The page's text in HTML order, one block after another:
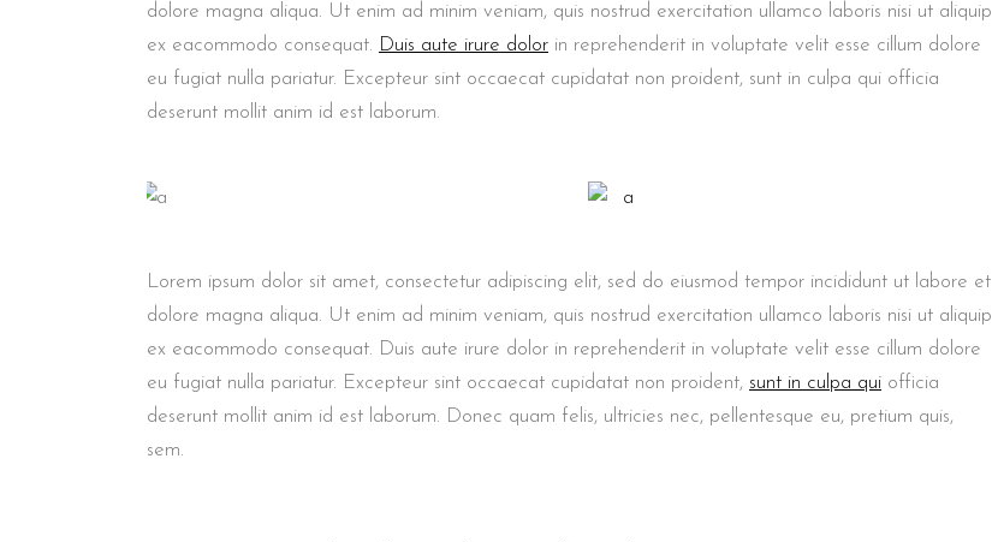
dolore magna aliqua. Ut enim ad minim veniam, quis nostrud exercitation ullamco laboris nisi ut aliquip
ex eacommodo consequat. Duis aute irure dolor in reprehenderit in voluptate velit esse cillum dolore
eu fugiat nulla pariatur. Excepteur sint occaecat cupidatat non proident, sunt in culpa qui officia
deserunt mollit anim id est laborum.
Lorem ipsum dolor sit amet, consectetur adipiscing elit, sed do eiusmod tempor incididunt ut labore et
dolore magna aliqua. Ut enim ad minim veniam, quis nostrud exercitation ullamco laboris nisi ut aliquip
ex eacommodo consequat. Duis aute irure dolor in reprehenderit in voluptate velit esse cillum dolore
eu fugiat nulla pariatur. Excepteur sint occaecat cupidatat non proident, sunt in culpa qui officia
deserunt mollit anim id est laborum. Donec quam felis, ultricies nec, pellentesque eu, pretium quis,
sem.